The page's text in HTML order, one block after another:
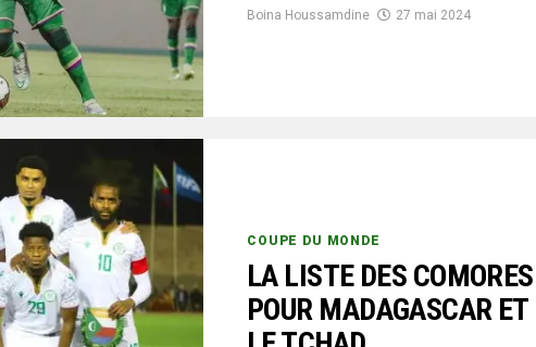
Boina Houssamdine 27 mai 2024
COUPE DU MONDE
LA LISTE DES COMORES
POUR MADAGASCAR ET